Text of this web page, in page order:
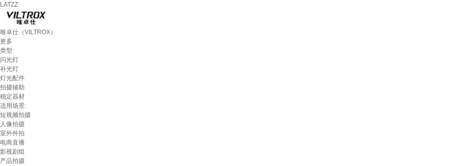
LATZZ
唯卓仕（VILTROX）
更多
类型:
闪光灯
补光灯
灯光配件
拍摄辅助
稳定器材
适用场景:
短视频拍摄
人像拍摄
室外外拍
电商直播
影视剧组
产品拍摄